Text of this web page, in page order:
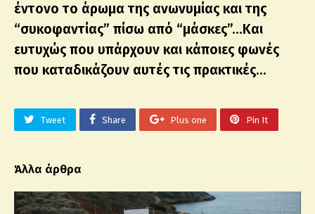
έντονο το άρωμα της ανωνυμίας και της
“συκοφαντίας” πίσω από “μάσκες”…Και
ευτυχώς που υπάρχουν και κάποιες φωνές
που καταδικάζουν αυτές τις πρακτικές…
Tweet Share Plus one Pin It
Άλλα άρθρα